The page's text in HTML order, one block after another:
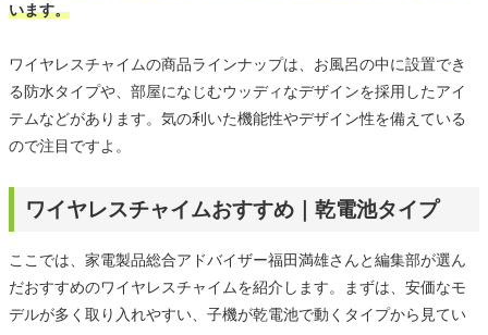
います。
ワイヤレスチャイムの商品ラインナップは、お風呂の中に設置でき
る防水タイプや、部屋になじむウッディなデザインを採用したアイ
テムなどがあります。気の利いた機能性やデザイン性を備えている
ので注目ですよ。
ワイヤレスチャイムおすすめ｜乾電池タイプ
ここでは、家電製品総合アドバイザー福田満雄さんと編集部が選ん
だおすすめのワイヤレスチャイムを紹介します。まずは、安価なモ
デルが多く取り入れやすい、子機が乾電池で動くタイプから見てい